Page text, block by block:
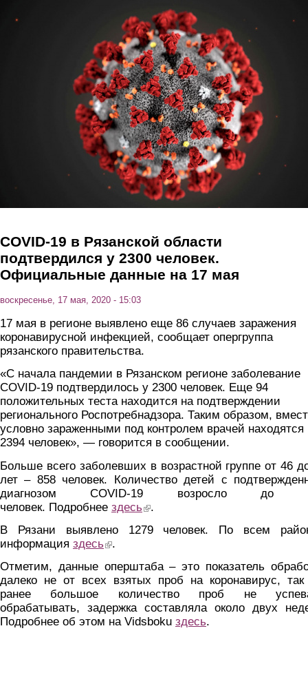
COVID-19 в Рязанской области
подтвердился у 2300 человек.
Официальные данные на 17 мая
воскресенье, 17 мая, 2020 - 15:03
17 мая в регионе выявлено еще 86 случаев заражения
коронавирусной инфекцией, сообщает опергруппа
рязанского правительства.
«С начала пандемии в Рязанском регионе заболевание
COVID-19 подтвердилось у 2300 человек. Еще 94
положительных теста находится на подтверждении
регионального Роспотребнадзора. Таким образом,
условно зараженными под контролем врачей находятся
2394 человек», — говорится в сообщении.
Больше всего заболевших в возрастной группе от 46
лет – 858 человек. Количество детей с
диагнозом COVID-19 возросло до
человек. Подробнее здесь (link is external)
.
В Рязани выявлено 1279 человек. По всем
информация здесь (link is external)
.
Отметим, данные оперштаба – это показатель
далеко не от всех взятых проб на коронавирус, так
ранее большое количество проб не
обрабатывать, задержка составляла около двух
Подробнее об этом на Vidsboku здесь.